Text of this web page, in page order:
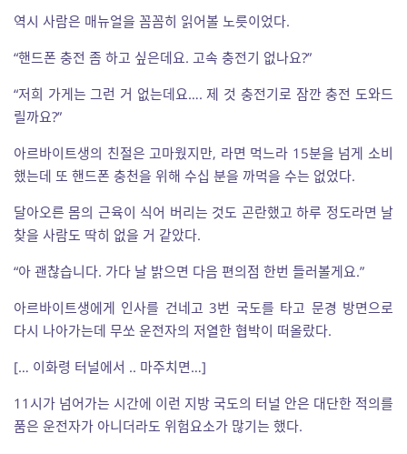
역시 사람은 매뉴얼을 꼼꼼히 읽어볼 노릇이었다.
“핸드폰 충전 좀 하고 싶은데요. 고속 충전기 없나요?”
“저희 가게는 그런 거 없는데요…. 제 것 충전기로 잠깐 충전 도와드
릴까요?”
아르바이트생의 친절은 고마웠지만, 라면 먹느라 15분을 넘게 소비
했는데 또 핸드폰 충천을 위해 수십 분을 까먹을 수는 없었다.
달아오른 몸의 근육이 식어 버리는 것도 곤란했고 하루 정도라면 날
찾을 사람도 딱히 없을 거 같았다.
“아 괜찮습니다. 가다 날 밝으면 다음 편의점 한번 들러볼게요.”
아르바이트생에게 인사를 건네고 3번 국도를 타고 문경 방면으로
다시 나아가는데 무쏘 운전자의 저열한 협박이 떠올랐다.
[… 이화령 터널에서 .. 마주치면…]
11시가 넘어가는 시간에 이런 지방 국도의 터널 안은 대단한 적의를
품은 운전자가 아니더라도 위험요소가 많기는 했다.